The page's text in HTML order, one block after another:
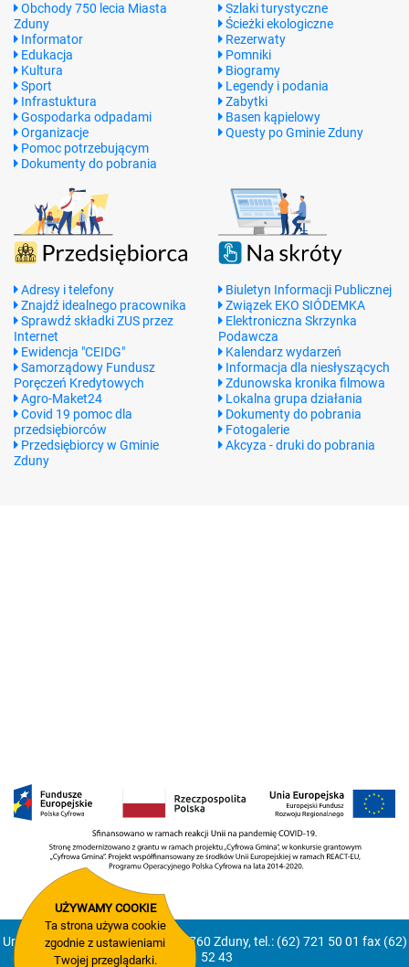
Obchody 750 lecia Miasta
Zduny
Informator
Edukacja
Kultura
Sport
Infrastuktura
Gospodarka odpadami
Organizacje
Pomoc potrzebującym
Dokumenty do pobrania
Szlaki turystyczne
Ścieżki ekologiczne
Rezerwaty
Pomniki
Biogramy
Legendy i podania
Zabytki
Basen kąpielowy
Questy po Gminie Zduny
Adresy i telefony
Znajdź idealnego pracownika
Sprawdź składki ZUS przez
Internet
Ewidencja "CEIDG"
Samorządowy Fundusz
Poręczeń Kredytowych
Agro-Maket24
Covid 19 pomoc dla
przedsiębiorców
Przedsiębiorcy w Gminie
Zduny
Biuletyn Informacji Publicznej
Związek EKO SIÓDEMKA
Elektroniczna Skrzynka
Podawcza
Kalendarz wydarzeń
Informacja dla niesłyszących
Zdunowska kronika filmowa
Lokalna grupa działania
Dokumenty do pobrania
Fotogalerie
Akcyza - druki do pobrania
Urząd Miejski Zduny, Rynek 2, 63-760 Zduny, tel.: (62) 721 50 01 fax (62)
721 52 43
UŻYWAMY COOKIE
Ta strona używa cookie
zgodnie z ustawieniami
Twojej przeglądarki.